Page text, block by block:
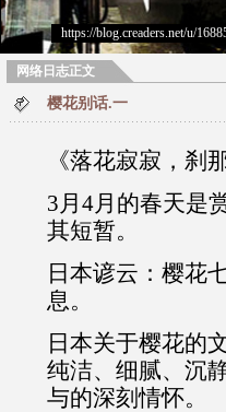
https://blog.creaders.net/u/
网络日志正文
樱花别话.一
《落花寂寂，刹
3月4月的春天是
其短暂。
日本谚云：樱花
息。
日本关于樱花的
纯洁、细腻、沉
与的深刻情怀。